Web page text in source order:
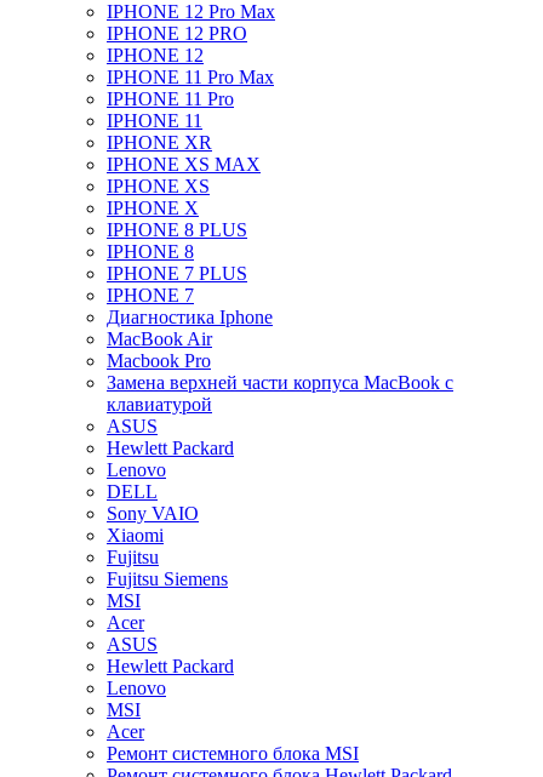
IPHONE 12 Pro Max
IPHONE 12 PRO
IPHONE 12
IPHONE 11 Pro Max
IPHONE 11 Pro
IPHONE 11
IPHONE XR
IPHONE XS MAX
IPHONE XS
IPHONE X
IPHONE 8 PLUS
IPHONE 8
IPHONE 7 PLUS
IPHONE 7
Диагностика Iphone
MacBook Air
Macbook Pro
Замена верхней части корпуса MacBook с
клавиатурой
ASUS
Hewlett Packard
Lenovo
DELL
Sony VAIO
Xiaomi
Fujitsu
Fujitsu Siemens
MSI
Acer
ASUS
Hewlett Packard
Lenovo
MSI
Acer
Ремонт системного блока MSI